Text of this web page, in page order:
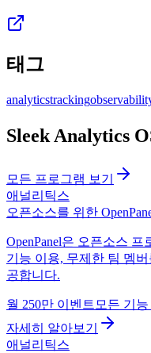
태그
analyticstracking
Sleek Analytics
모든 프로그램 보기
애널리틱스
오픈소스를 위한
OpenPanel은 오픈소스
기능 이용, 무제한 팀 멤
공합니다.
월 250만 이벤트 모든 기
자세히 알아보기
애널리틱스